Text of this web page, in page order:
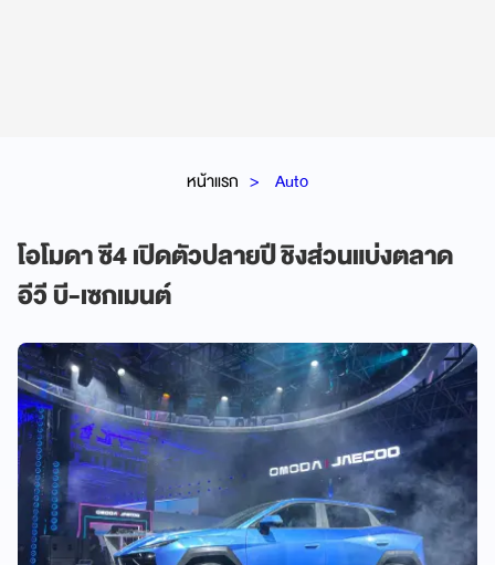
หน้าแรก Auto
โอโมดา ซี4 เปิดตัวปลายปี ชิงส่วนแบ่งตลาด
อีวี บี-เซกเมนต์